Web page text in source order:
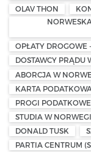
OLAV THON
OPŁATY DROGOWE
DOSTAWCY PRĄDU
ABORCJA W
KARTA
PROGI
STUDIA W
DONALD TUSK
PARTIA CENTRUM